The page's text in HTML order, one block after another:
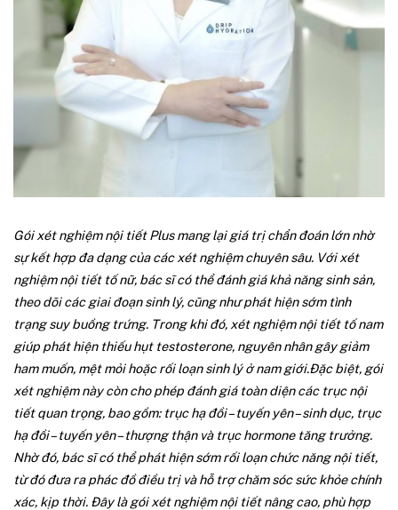
Gói xét nghiệm nội tiết Plus mang lại giá trị chẩn đoán lớn nhờ
sự kết hợp đa dạng của các xét nghiệm chuyên sâu. Với xét
nghiệm nội tiết tố nữ, bác sĩ có thể đánh giá khả năng sinh sản,
theo dõi các giai đoạn sinh lý, cũng như phát hiện sớm tình
trạng suy buồng trứng. Trong khi đó, xét nghiệm nội tiết tố nam
giúp phát hiện thiếu hụt testosterone, nguyên nhân gây giảm
ham muốn, mệt mỏi hoặc rối loạn sinh lý ở nam giới.Đặc biệt, gói
xét nghiệm này còn cho phép đánh giá toàn diện các trục nội
tiết quan trọng, bao gồm: trục hạ đồi – tuyến yên – sinh dục, trục
hạ đồi – tuyến yên – thượng thận và trục hormone tăng trưởng.
Nhờ đó, bác sĩ có thể phát hiện sớm rối loạn chức năng nội tiết,
từ đó đưa ra phác đồ điều trị và hỗ trợ chăm sóc sức khỏe chính
xác, kịp thời. Đây là gói xét nghiệm nội tiết nâng cao, phù hợp